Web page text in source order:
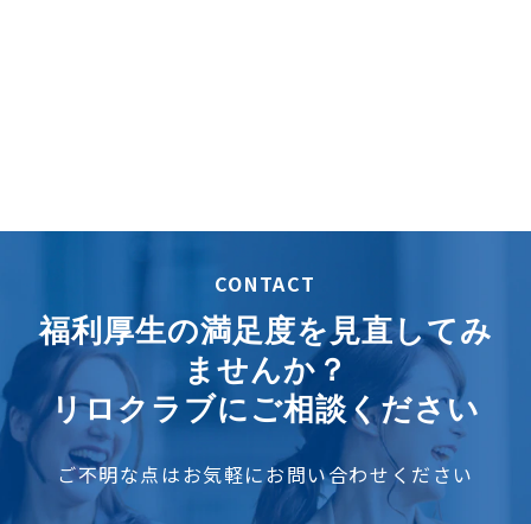
CONTACT
福利厚生の満足度を見直してみ
ませんか？
リロクラブにご相談ください
ご不明な点はお気軽にお問い合わせください